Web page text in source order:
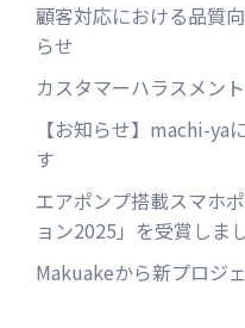
顧客対応における品質
らせ
カスタマーハラスメン
【お知らせ】machi-ya
す
エアポンプ搭載スマホ
ョン2025」を受賞しま
Makuakeから新プロジ